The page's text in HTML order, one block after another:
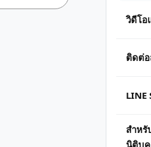
วิดีโอ
ติดต่
สำหรั
นิติบุ